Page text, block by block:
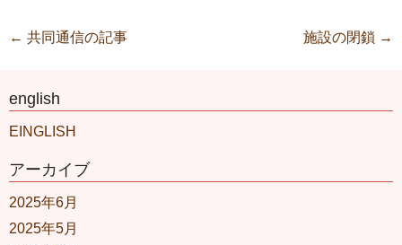
投稿ナビゲーション
← 共同通信の記事 施設の閉鎖 →
english
EINGLISH
アーカイブ
2025年6月
2025年5月